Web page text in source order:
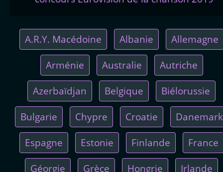
A.R.Y. Macédoine Albanie Allemagne
Arménie Australie Autriche
Azerbaïdjan Belgique Biélorussie
Bulgarie Chypre Croatie Danemark
Espagne Estonie Finlande France
Géorgie Grèce Hongrie Irlande